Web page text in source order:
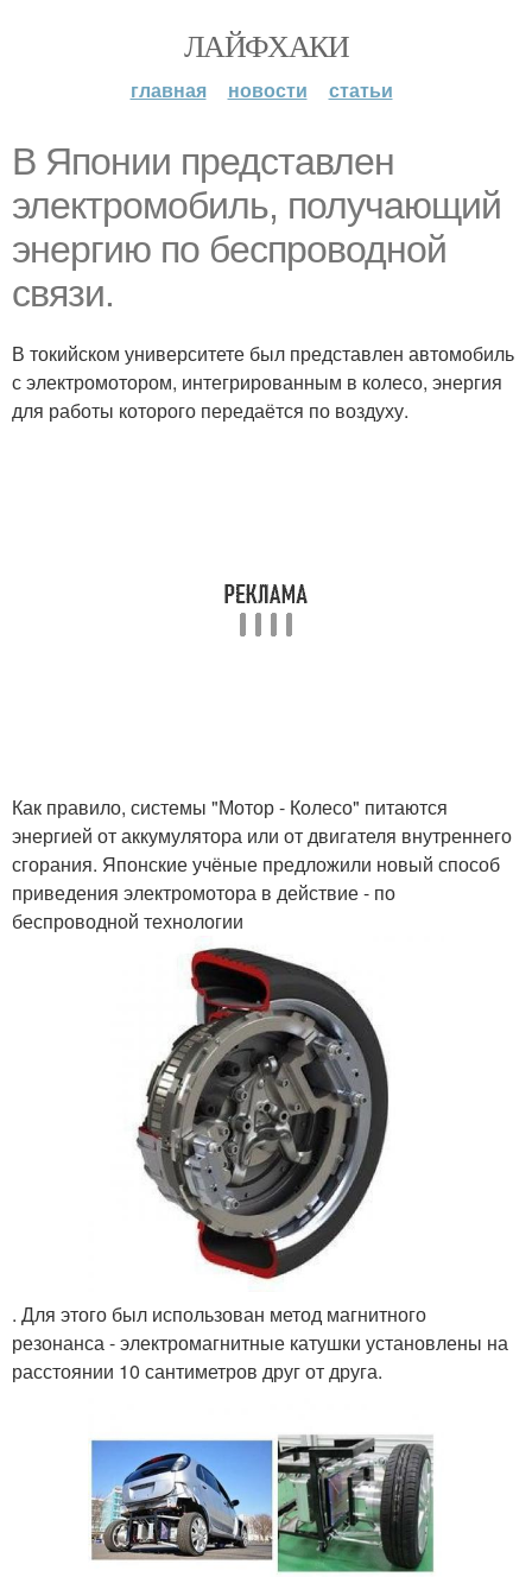
ЛАЙФХАКИ
главная новости статьи
В Японии представлен
электромобиль, получающий
энергию по беспроводной
связи.
В токийском университете был представлен автомобиль
с электромотором, интегрированным в колесо, энергия
для работы которого передаётся по воздуху.
Как правило, системы "Мотор - Колесо" питаются
энергией от аккумулятора или от двигателя внутреннего
сгорания. Японские учёные предложили новый способ
приведения электромотора в действие - по
беспроводной технологии
. Для этого был использован метод магнитного
резонанса - электромагнитные катушки установлены на
расстоянии 10 сантиметров друг от друга.